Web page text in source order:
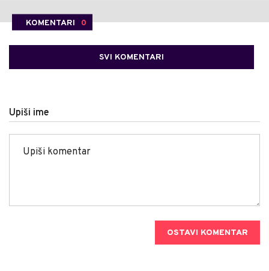
KOMENTARI 0
SVI KOMENTARI
Upiši ime
OSTAVI KOMENTAR